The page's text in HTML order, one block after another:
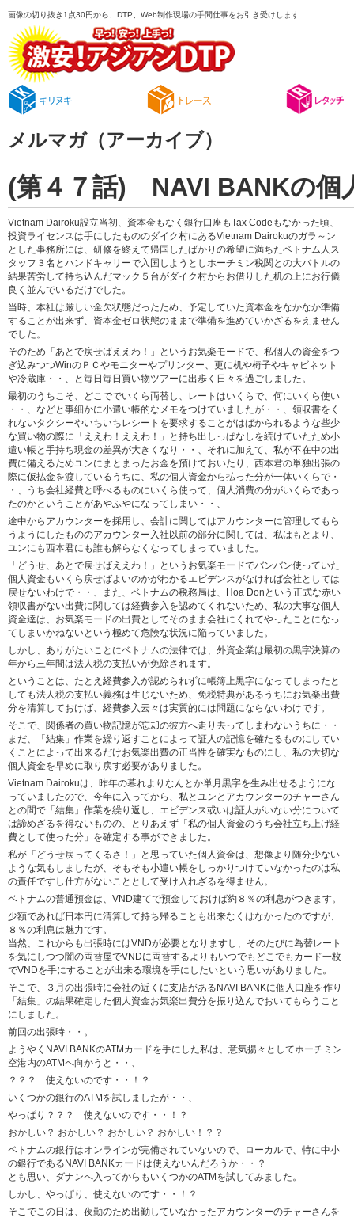
画像の切り抜き1点30円から、DTP、Web制作現場の手間仕事をお引き受けします
メルマガ（アーカイブ）
(第４７話) NAVI BANKの個
Vietnam Dairoku設立当初、資本金もなく銀行口座もTax Codeもなかった頃、
投資ライセンスは手にしたもののダイク村にあるVietnam Dairokuのガラ～ン
とした事務所には、研修を終えて帰国したばかりの希望に満ちたベトナム人ス
タッフ３名とハンドキャリーで入国しようとしホーチミン税関との大バトルの
結果苦労して持ち込んだマック５台がダイク村からお借りした机の上にお行儀
良く並んでいるだけでした。
当時、本社は厳しい金欠状態だったため、予定していた資本金をなかなか準備
することが出来ず、資本金ゼロ状態のままで準備を進めていかざるをえません
でした。
そのため「あとで戻せばええわ！」というお気楽モードで、私個人の資金をつ
ぎ込みつつWinのＰＣやモニターやプリンター、更に机や椅子やキャビネット
や冷蔵庫・・、と毎日毎日買い物ツアーに出歩く日々を過ごしました。
最初のうちこそ、どこででいくら両替し、レートはいくらで、何にいくら使い
・・、などと事細かに小遣い帳的なメモをつけていましたが・・、領収書をく
れないタクシーやいちいちレシートを要求することがはばかられるような些少
な買い物の際に「ええわ！ええわ！」と持ち出しっぱなしを続けていたため小
遣い帳と手持ち現金の差異が大きくなり・・、それに加えて、私が不在中の出
費に備えるためユンにまとまったお金を預けておいたり、西本君の単独出張の
際に仮払金を渡しているうちに、私の個人資金から払った分が一体いくらで・
・、うち会社経費と呼べるものにいくら使って、個人消費の分がいくらであっ
たのかということがあやふやになってしまい・・、
途中からアカウンターを採用し、会計に関してはアカウンターに管理してもら
うようにしたもののアカウンター入社以前の部分に関しては、私はもとより、
ユンにも西本君にも誰も解らなくなってしまっていました。
「どうせ、あとで戻せばええわ！」というお気楽モードでバンバン使っていた
個人資金もいくら戻せばよいのかがわかるエビデンスがなければ会社としては
戻せないわけで・・、また、ベトナムの税務局は、Hoa Donという正式な赤い
領収書がない出費に関しては経費参入を認めてくれないため、私の大事な個人
資金達は、お気楽モードの出費としてそのまま会社にくれてやったことになっ
てしまいかねないという極めて危険な状況に陥っていました。
しかし、ありがたいことにベトナムの法律では、外資企業は最初の黒字決算の
年から三年間は法人税の支払いが免除されます。
ということは、たとえ経費参入が認められずに帳簿上黒字になってしまったと
しても法人税の支払い義務は生じないため、免税特典があるうちにお気楽出費
分を清算しておけば、経費参入云々は実質的には問題にならないわけです。
そこで、関係者の買い物記憶が忘却の彼方へ走り去ってしまわないうちに・・
まだ、「結集」作業を繰り返すことによって証人の記憶を確たるものにしてい
くことによって出来るだけお気楽出費の正当性を確実なものにし、私の大切な
個人資金を早めに取り戻す必要がありました。
Vietnam Dairokuは、昨年の暮れよりなんとか単月黒字を生み出せるようにな
っていましたので、今年に入ってから、私とユンとアカウンターのチャーさん
との間で「結集」作業を繰り返し、エビデンス或いは証人がいない分について
は諦めざるを得ないものの、とりあえず「私の個人資金のうち会社立ち上げ経
費として使った分」を確定する事ができました。
私が「どうせ戻ってくるさ！」と思っていた個人資金は、想像より随分少ない
ような気もしましたが、そもそも小遣い帳をしっかりつけていなかったのは私
の責任ですし仕方がないこととして受け入れざるを得ません。
ベトナムの普通預金は、VND建てで預金しておけば約８％の利息がつきます。
少額であれば日本円に清算して持ち帰ることも出来なくはなかったのですが、
８％の利息は魅力です。
当然、これからも出張時にはVNDが必要となりますし、そのたびに為替レート
を気にしつつ闇の両替屋でVNDに両替するよりもいつでもどこでもカード一枚
でVNDを手にすることが出来る環境を手にしたいという思いがありました。
そこで、３月の出張時に会社の近くに支店があるNAVI BANKに個人口座を作り
「結集」の結果確定した個人資金お気楽出費分を振り込んでおいてもらうこと
にしました。
前回の出張時・・。
ようやくNAVI BANKのATMカードを手にした私は、意気揚々としてホーチミン
空港内のATMへ向かうと・・、
？？？ 使えないのです・・！？
いくつかの銀行のATMを試しましたが・・、
やっぱり？？？ 使えないのです・・！？
おかしい？ おかしい？ おかしい？ おかしい！？？
ベトナムの銀行はオンラインが完備されていないので、ローカルで、特に中小
の銀行であるNAVI BANKカードは使えないんだろうか・・？
とも思い、ダナンへ入ってからもいくつかのATMを試してみました。
しかし、やっぱり、使えないのです・・！？
そこでこの日は、夜勤のため出勤していなかったアカウンターのチャーさんを